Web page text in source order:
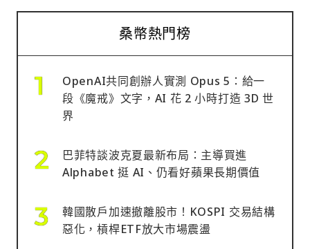
桑幣熱門榜
OpenAI共同創辦人實測 Opus 5：給一
段《魔戒》文字，AI 花 2 小時打造 3D 世
界
巴菲特談波克夏最新布局：主導買進
Alphabet 挺 AI、仍看好蘋果長期價值
韓國散戶加速撤離股市！KOSPI 交易結構
惡化，槓桿ETF放大市場震盪